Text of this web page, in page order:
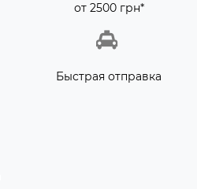
от 2500 грн*
Быстрая отправка